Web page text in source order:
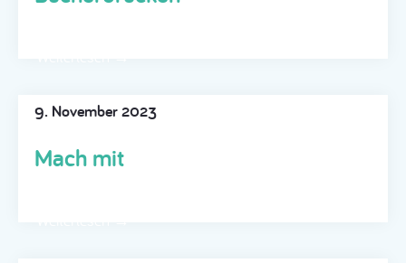
9. November 2023
Mach mit